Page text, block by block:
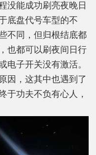
没能成功刷亮夜晚日
底盘代号车型的不
不同，但归根结底都
也都可以刷夜间日行
电子开关没有激活。
因，这其中也遇到了
于功夫不负有心人，